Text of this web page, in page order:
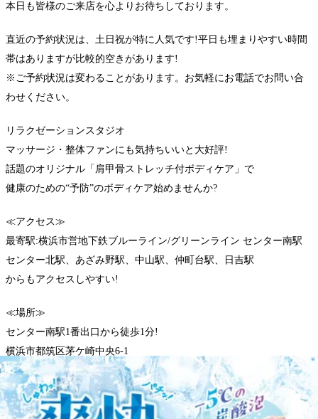
本日も皆様のご来店を心よりお待ちしております。
直近の予約状況は、土日祝が特に人気です!平日も埋まりやすい時間
帯はありますが比較的空きがあります!
※ご予約状況は変わることがあります。お気軽にお電話でお問い合
わせください。
リラクゼーションスタジオ
マッサージ・整体ファンにも気持ちいいと大好評!
話題のオリジナル「肩甲骨ストレッチ付ボディケア」で
健康のための“予防”のボディケア始めませんか?
≪アクセス≫
最寄駅:横浜市営地下鉄ブルーライン/グリーンライン センター南駅
センター北駅、あざみ野駅、中山駅、仲町台駅、日吉駅
からもアクセスしやすい!
≪場所≫
センター南駅1番出口から徒歩1分!
横浜市都筑区茅ケ崎中央6-1
Southwood(サウスウッド)3F
お気軽にご来店ください。